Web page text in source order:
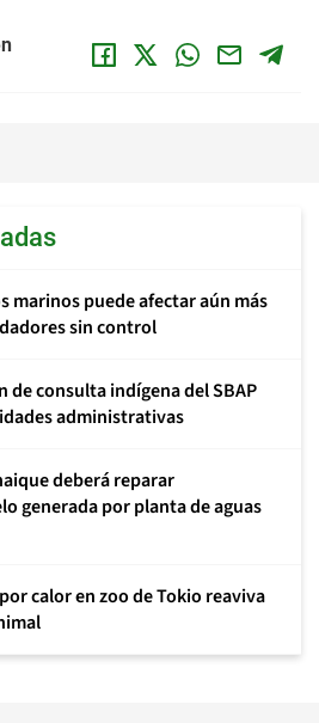
marinos puede afectar aún más
sin control
de consulta indígena del SBAP
administrativas
deberá reparar
generada por planta de aguas
calor en zoo de Tokio reaviva